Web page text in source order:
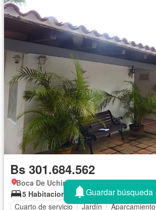
Bs 301.684.562
Boca De Uchire, Miranda
5 Habitaciones
5 Baños
370 m²
Cuarto de servicio
Jardín Aparcamiento
Guardar búsqueda